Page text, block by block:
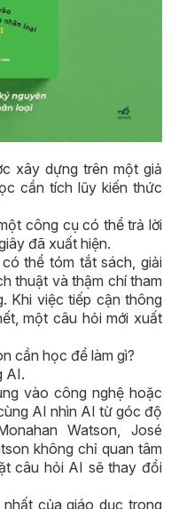
xây dựng trên một giả
cần tích lũy kiến thức
công cụ có thể trả lời
đã xuất hiện.
thể tóm tắt sách, giải
thuật và thậm chí tham
Khi việc tiếp cận thông
một câu hỏi mới xuất
cần học để làm gì?
AI.
vào công nghệ hoặc
AI nhìn AI từ góc độ
Watson, José
không chỉ quan tâm
câu hỏi AI sẽ thay đổi
của giáo dục trong